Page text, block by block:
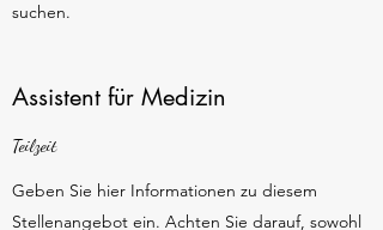
suchen.
Assistent für Medizin
Teilzeit
Geben Sie hier Informationen zu diesem
Stellenangebot ein. Achten Sie darauf, sowohl